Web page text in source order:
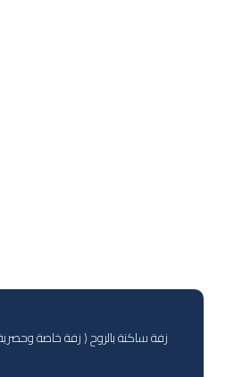
زفة ساكنة بالروح ( زفة خاصة